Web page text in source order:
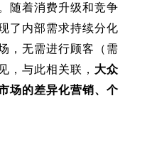
随着消费升级和竞争
了内部需求持续分化
，无需进行顾客（需
，与此相关联， 大众
场的差异化营销、个